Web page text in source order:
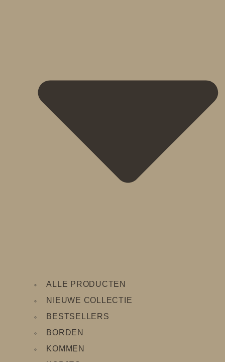
ALLE PRODUCTEN
NIEUWE COLLECTIE
BESTSELLERS
BORDEN
KOMMEN